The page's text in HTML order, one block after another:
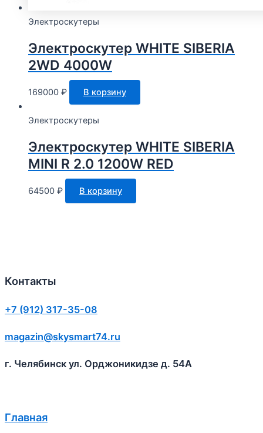
Электроскутеры
Электроскутер WHITE SIBERIA
2WD 4000W
169000 ₽ В корзину
Электроскутеры
Электроскутер WHITE SIBERIA
MINI R 2.0 1200W RED
64500 ₽ В корзину
Контакты
+7 (912) 317-35-08
magazin@skysmart74.ru
г. Челябинск ул. Орджоникидзе д. 54А
Главная